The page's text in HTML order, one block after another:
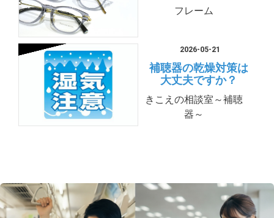
フレーム
2026-05-21
補聴器の乾燥対策は
大丈夫ですか？
きこえの相談室～補聴
器～